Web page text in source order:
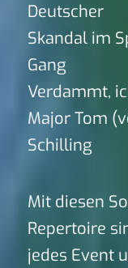
Deutscher
Skandal im
Gang
Verdammt,
Major Tom
Schilling
Mit diesen
Repertoire
jedes Event